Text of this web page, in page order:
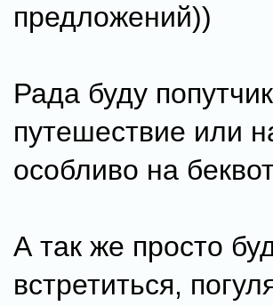
предложений))
Рада буду
путешествие или
особливо на
А так же просто
встретиться,